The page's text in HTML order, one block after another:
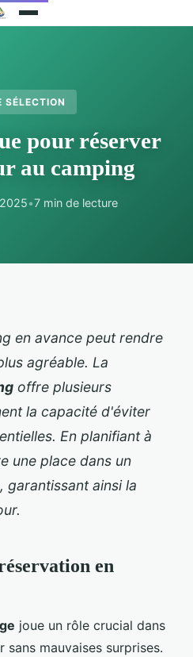
SÉLECTION
pour réserver
au camping
•7 min de lecture
en avance peut rendre
agréable. La
offre plusieurs
la capacité d'éviter
En planifiant à
une place dans un
garantissant ainsi la
en
joue un rôle crucial dans
mauvaises surprises.